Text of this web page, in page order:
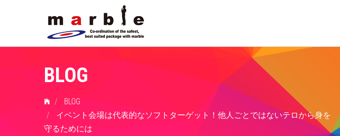
BLOG
BLOG
イベント会場は代表的なソフトターゲット！他人ごとではないテロから身を
守るためには